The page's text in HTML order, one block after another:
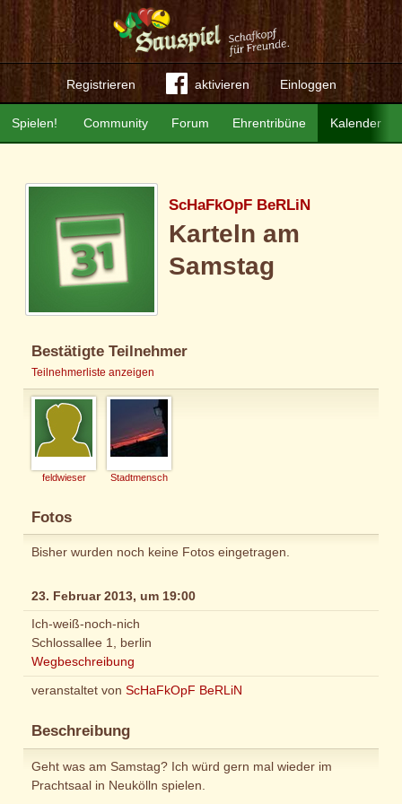
Registrieren aktivieren Einloggen
Community Forum Ehrentribüne Kalender
Spielen!
ScHaFkOpF BeRLiN
Karteln am
Samstag
Bestätigte Teilnehmer
Teilnehmerliste anzeigen
feldwieser Stadtmensch
Fotos
Bisher wurden noch keine Fotos eingetragen.
23. Februar 2013, um 19:00
Ich-weiß-noch-nich
Schlossallee 1, berlin
Wegbeschreibung
veranstaltet von ScHaFkOpF BeRLiN
Beschreibung
Geht was am Samstag? Ich würd gern mal wieder im
Prachtsaal in Neukölln spielen.